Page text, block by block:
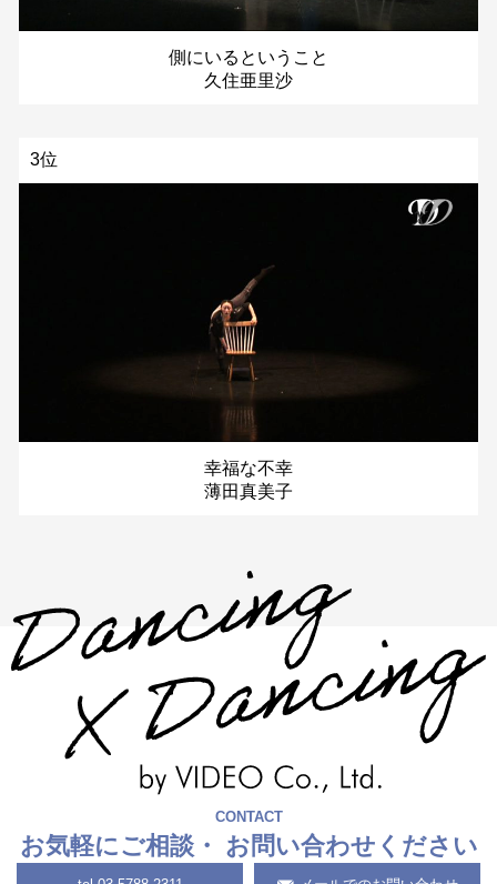
側にいるということ
久住亜里沙
3位
幸福な不幸
薄田真美子
CONTACT
お気軽にご相談・ お問い合わせください